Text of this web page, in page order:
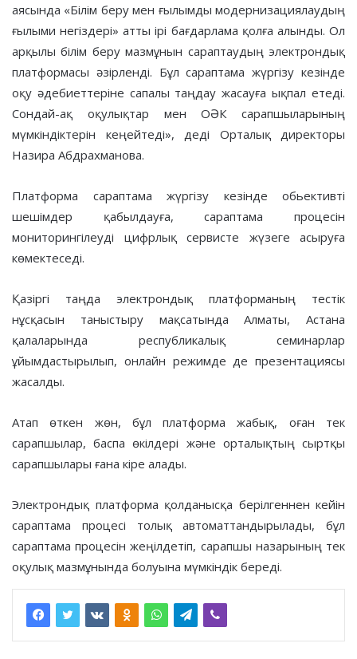
аясында «Білім беру мен ғылымды модернизациялаудың
ғылыми негіздері» атты ірі бағдарлама қолға алынды. Ол
арқылы білім беру мазмұнын сараптаудың электрондық
платформасы әзірленді. Бұл сараптама жүргізу кезінде
оқу әдебиеттеріне сапалы таңдау жасауға ықпал етеді.
Сондай-ақ оқулықтар мен ОӘК сарапшыларының
мүмкіндіктерін кеңейтеді», деді Орталық директоры
Назира Абдрахманова.
Платформа сараптама жүргізу кезінде обьективті
шешімдер қабылдауға, сараптама процесін
мониторингілеуді цифрлық сервисте жүзеге асыруға
көмектеседі.
Қазіргі таңда электрондық платформаның тестік
нұсқасын таныстыру мақсатында Алматы, Астана
қалаларында республикалық семинарлар
ұйымдастырылып, онлайн режимде де презентациясы
жасалды.
Атап өткен жөн, бұл платформа жабық, оған тек
сарапшылар, баспа өкілдері және орталықтың сыртқы
сарапшылары ғана кіре алады.
Электрондық платформа қолданысқа берілгеннен кейін
сараптама процесі толық автоматтандырылады, бұл
сараптама процесін жеңілдетіп, сарапшы назарының тек
оқулық мазмұнында болуына мүмкіндік береді.